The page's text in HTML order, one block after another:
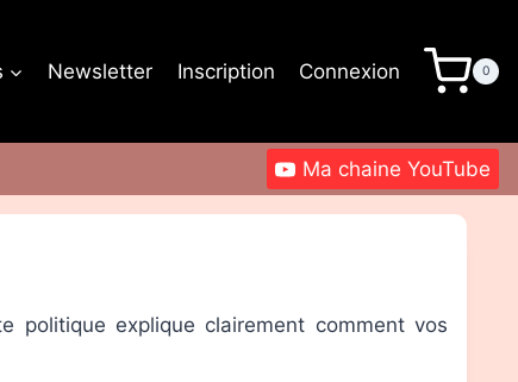
Newsletter Inscription Connexion 0
Ma chaine YouTube
explique clairement comment vos